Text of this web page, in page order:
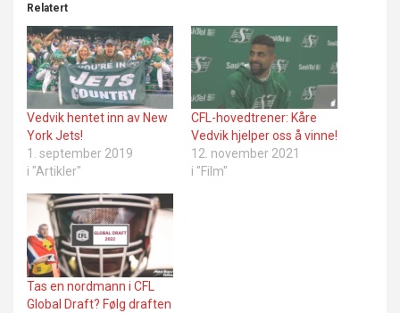
Relatert
Vedvik hentet inn av New
York Jets!
1. september 2019
i "Artikler"
CFL-hovedtrener: Kåre
Vedvik hjelper oss å vinne!
12. november 2021
i "Film"
Tas en nordmann i CFL
Global Draft? Følg draften